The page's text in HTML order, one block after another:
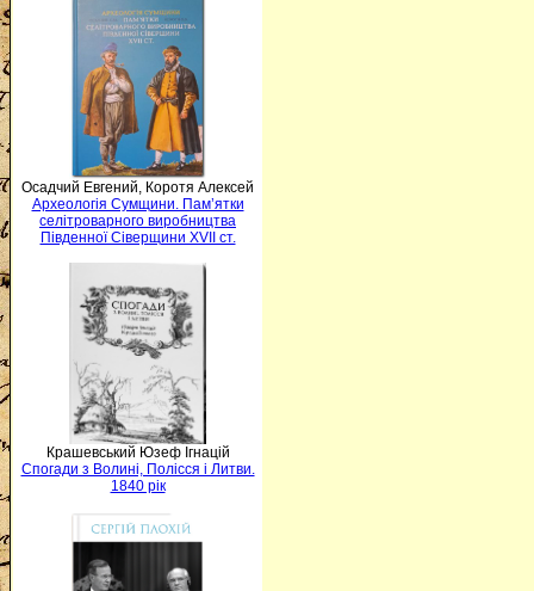
Осадчий Евгений, Коротя Алексей
Археологія Сумщини. Пам’ятки
селітроварного виробництва
Південної Сіверщини XVII ст.
Крашевський Юзеф Ігнацій
Спогади з Волині, Полісся і Литви.
1840 рік